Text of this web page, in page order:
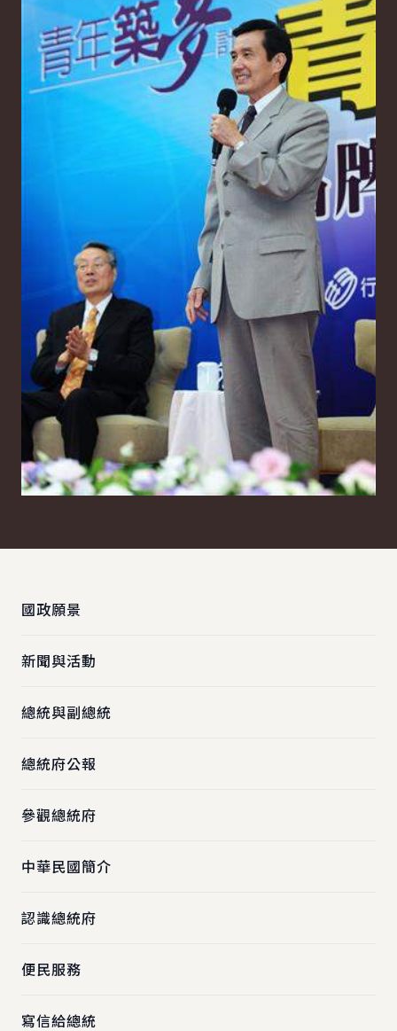
國政願景
新聞與活動
總統與副總統
總統府公報
參觀總統府
中華民國簡介
認識總統府
便民服務
寫信給總統